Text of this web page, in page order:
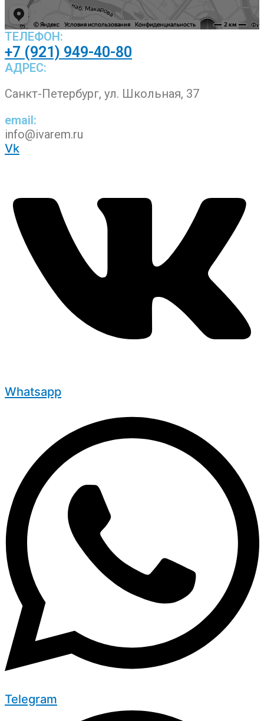
ТЕЛЕФОН:
+7 (921) 949-40-80
АДРЕС:
Санкт-Петербург, ул. Школьная, 37
email:
info@ivarem.ru
Vk
Whatsapp
Telegram